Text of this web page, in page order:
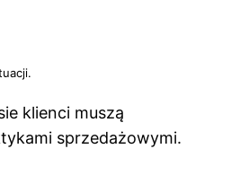
klienci muszą
sprzedażowymi.